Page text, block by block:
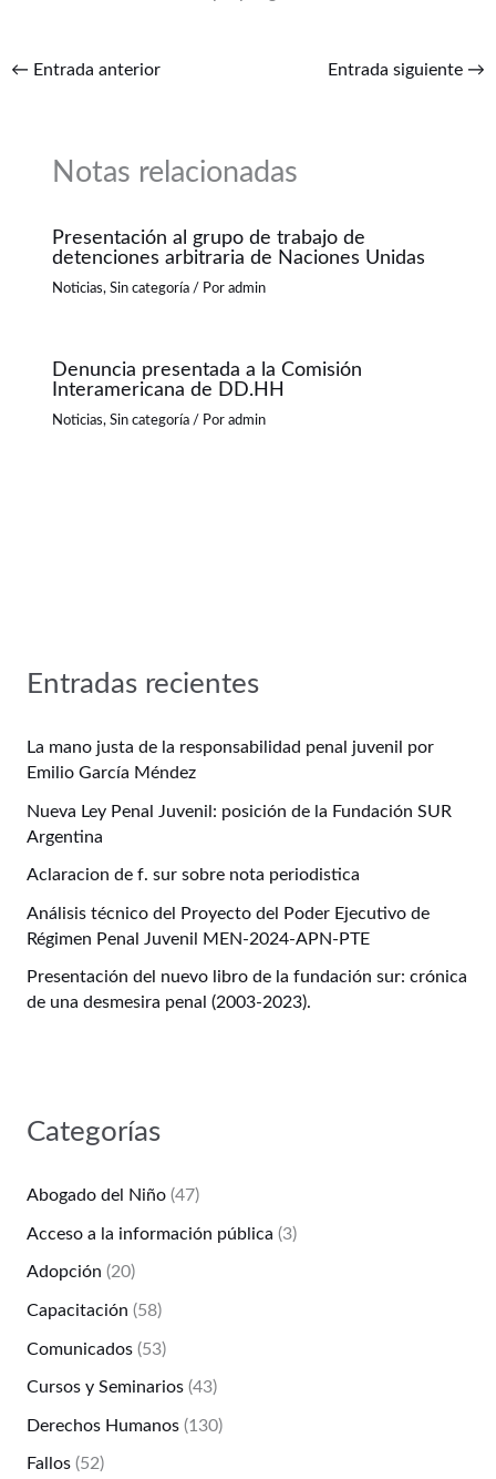
← Entrada anterior Entrada siguiente →
Notas relacionadas
Presentación al grupo de trabajo de
detenciones arbitraria de Naciones Unidas
Noticias,Sin categoría / Poradmin
Denuncia presentada a la Comisión
Interamericana de DD.HH
Noticias,Sin categoría / Poradmin
Entradas recientes
La mano justa de la responsabilidad penal juvenil por
Emilio García Méndez
Nueva Ley Penal Juvenil: posición de la Fundación SUR
Argentina
Aclaracion de f. sur sobre nota periodistica
Análisis técnico del Proyecto del Poder Ejecutivo de
Régimen Penal Juvenil MEN-2024-APN-PTE
Presentación del nuevo libro de la fundación sur: crónica
de una desmesira penal (2003-2023).
Categorías
Abogado del Niño(47)
Acceso a la información pública (3)
Adopción (20)
Capacitación (58)
Comunicados(53)
Cursos y Seminarios(43)
Derechos Humanos(130)
Fallos(52)